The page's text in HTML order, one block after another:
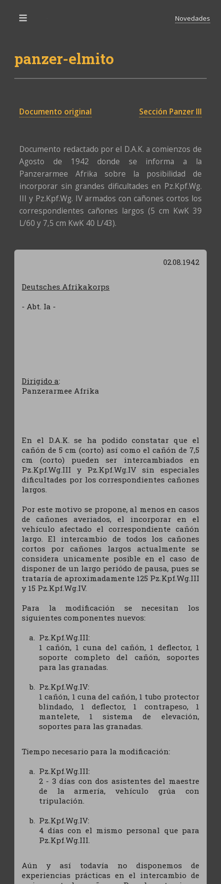
panzer-elmito
Novedades
Documento original Sección Panzer III
Documento redactado por el D.A.K. a comienzos de
Agosto de 1942 donde se informa a la
Panzerarmee Afrika sobre la posibilidad de
incorporar sin grandes dificultades en Pz.Kpf.Wg.
III y Pz.Kpf.Wg. IV armados con cañones cortos los
correspondientes cañones largos (5 cm KwK 39
L/60 y 7,5 cm KwK 40 L/43).
02.08.1942
Deutsches Afrikakorps
- Abt. Ia -
Dirigido a:
Panzerarmee Afrika
En el D.A.K. se ha podido constatar que el
cañón de 5 cm (corto) así como el cañón de 7,5
cm (corto) pueden ser intercambiados en
Pz.Kpf.Wg.III y Pz.Kpf.Wg.IV sin especiales
dificultades por los correspondientes cañones
largos.
Por este motivo se propone, al menos en casos
de cañones averiados, el incorporar en el
vehículo afectado el correspondiente cañón
largo. El intercambio de todos los cañones
cortos por cañones largos actualmente se
considera unicamente posible en el caso de
disponer de un largo periódo de pausa, pues se
trataría de aproximadamente 125 Pz.Kpf.Wg.III
y 15 Pz.Kpf.Wg.IV.
Para la modificación se necesitan los
siguientes componentes nuevos:
Pz.Kpf.Wg.III:
1 cañón, 1 cuna del cañón, 1 deflector, 1
soporte completo del cañón, soportes
para las granadas.
Pz.Kpf.Wg.IV:
1 cañón, 1 cuna del cañón, 1 tubo protector
blindado, 1 deflector, 1 contrapeso, 1
mantelete, 1 sistema de elevación,
soportes para las granadas.
Tiempo necesario para la modificación:
Pz.Kpf.Wg.III:
2 - 3 días con dos asistentes del maestre
de la armería, vehículo grúa con
tripulación.
Pz.Kpf.Wg.IV:
4 días con el mismo personal que para
Pz.Kpf.Wg.III.
Aún y así todavía no disponemos de
experiencias prácticas en el intercambio de